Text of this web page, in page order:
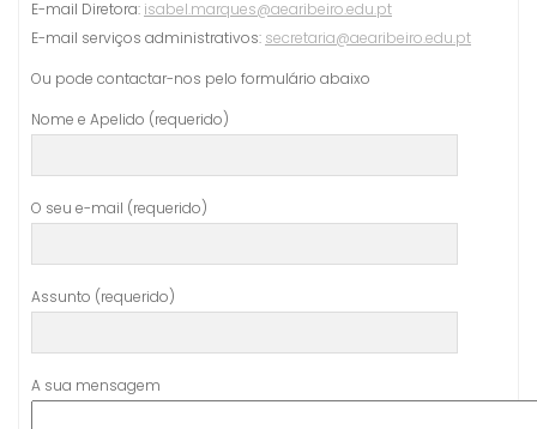
E-mail Diretora: isabel.marques@aearibeiro.edu.pt
E-mail serviços administrativos: secretaria@aearibeiro.edu.pt
Ou pode contactar-nos pelo formulário abaixo
Nome e Apelido (requerido)
O seu e-mail (requerido)
Assunto (requerido)
A sua mensagem